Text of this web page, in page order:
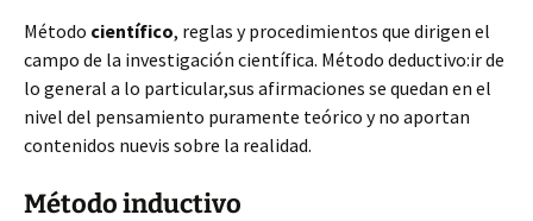
Método científico, reglas y procedimientos que dirigen el
campo de la investigación científica. Método deductivo:ir de
lo general a lo particular,sus afirmaciones se quedan en el
nivel del pensamiento puramente teórico y no aportan
contenidos nuevis sobre la realidad.
Método inductivo